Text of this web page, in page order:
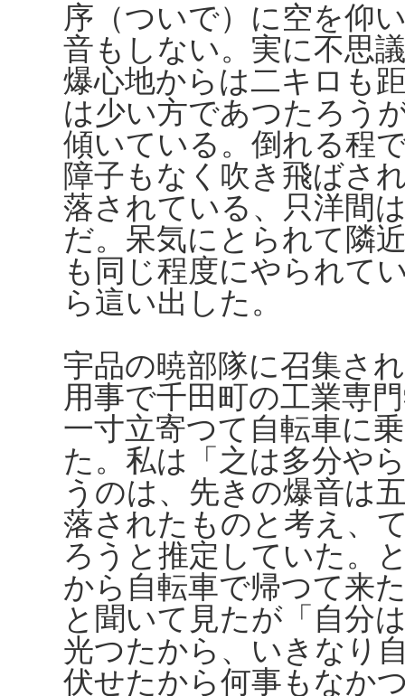
序（ついで）に空を仰
音もしない。実に不思
爆心地からは二キロも
は少い方であつたろう
傾いている。倒れる程
障子もなく吹き飛ばさ
落されている、只洋間
だ。呆気にとられて隣
も同じ程度にやられて
ら這い出した。
宇品の暁部隊に召集さ
用事で千田町の工業専
一寸立寄つて自転車に
た。私は「之は多分や
うのは、先きの爆音は
落されたものと考え、
ろうと推定していた。
から自転車で帰つて来
と聞いて見たが「自分
光つたから、いきなり
伏せたから何事もなか